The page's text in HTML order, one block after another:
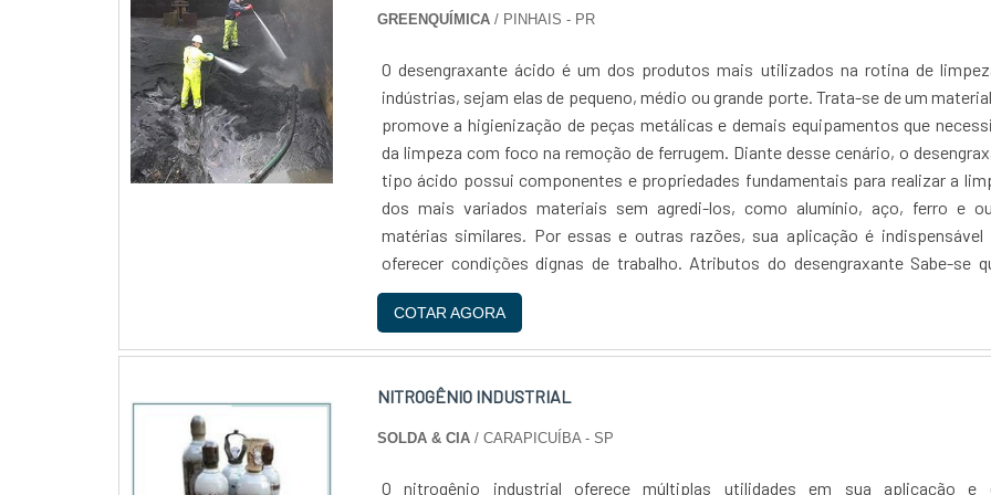
tenha sucesso, porém, o valor investido é considerado baixo e atrativo.O filtro
fabricantes que possuem um selo do INMETRO, podendo, assim, garantir que
produto foi fabricado de acordo com os padrões técnicos que viabilizam a
equipamento. ONDE ADQUIRIR FILTRO ABRANDADORPara adquirir o filtro
abrandador e usufruir de todos os seus benefícios, a REATON é uma
especializada e que há mais de 15 anos fabrica produtos com um alto
qualidade, os disponibilizando para clientes de todo território nacional.
GREENQUÍMICA/ PINHAIS - PR
O desengraxante ácido é um dos produtos mais utilizados na rotina de
indústrias, sejam elas de pequeno, médio ou grande porte. Trata-se de um
promove a higienização de peças metálicas e demais equipamentos que
da limpeza com foco na remoção de ferrugem. Diante desse cenário, o
tipo ácido possui componentes e propriedades fundamentais para realizar a
dos mais variados materiais sem agredi-los, como alumínio, aço, ferro e
matérias similares. Por essas e outras razões, sua aplicação é indispensável
oferecer condições dignas de trabalho. Atributos do desengraxante Sabe-se
desengraxante tipo ácido é fundamental para os processos de limpeza de
metalúrgicas. Sendo assim, o produto mostra-se ideal para a higienização de
metálicas, uma vez que não agride as superfícies das mesmas e
funcional, o desengraxante é aplicado para os mais variados fins devido às
caraterísticas e propriedades de limpeza altamente eficazes. Por conta
os principais, pode-se citar:Surfactantes;Agentes
COTAR AGORA
NITROGÊNIO INDUSTRIAL
SOLDA & CIA/ CARAPICUÍBA - SP
O nitrogênio industrial oferece múltiplas utilidades em sua aplicação e